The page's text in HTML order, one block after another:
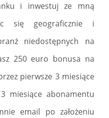
i inwestuj ze mną
się geograficznie i
niedostępnych na
250 euro bonusa na
pierwsze 3 miesiące
miesiące abonamentu
email po założeniu